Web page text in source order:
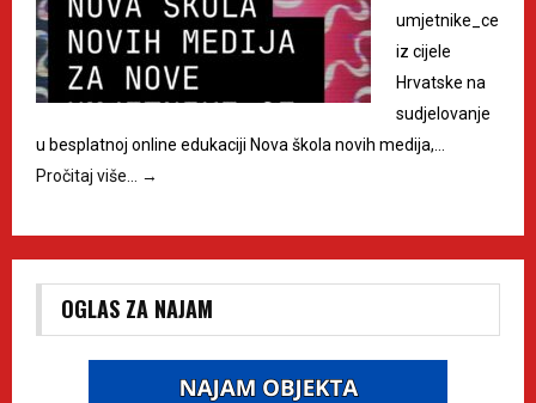
umjetnike_ce
iz cijele
Hrvatske na
sudjelovanje
u besplatnoj online edukaciji Nova škola novih medija,…
Pročitaj više…
→
OGLAS ZA NAJAM